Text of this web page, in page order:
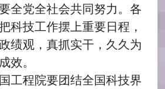
全党全社会共同努力。各
科技工作摆上重要日程，
绩观，真抓实干，久久为
效。
工程院要团结全国科技界